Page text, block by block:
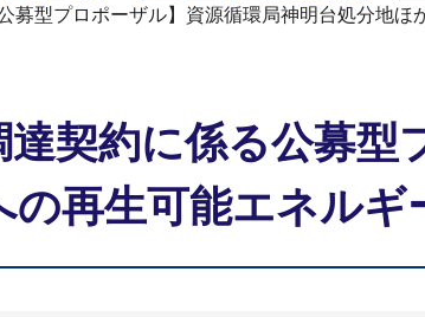
募型プロポーザル】資源循環局神明台処分地
達契約に係る公募
の再生可能エネルギ